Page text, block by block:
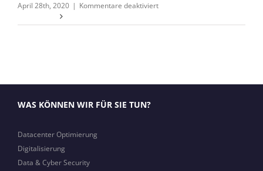
April 28th, 2020 | Kommentare deaktiviertfür
WAS KÖNNEN WIR FÜR SIE TUN?
Datacenter Optimierung
Digitalisierung
Data & Cyber Security